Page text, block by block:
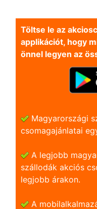
Töltse le az
applikációt, hogy
önnel legyen az
Magyarországi
csomagajánlatai
A legjobb
szállodák akciós
legjobb árakon.
A